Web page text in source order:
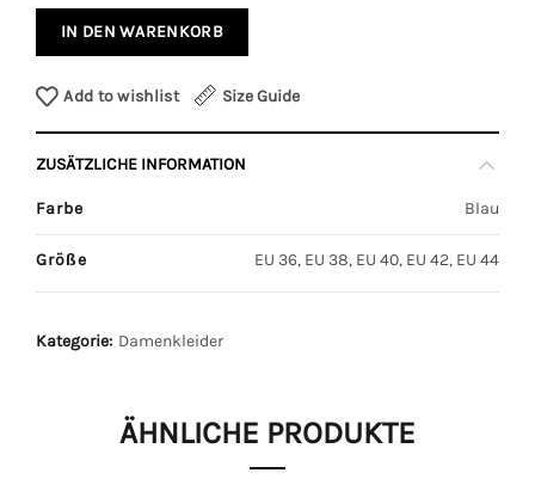
IN DEN WARENKORB
Add to wishlist Size Guide
ZUSÄTZLICHE INFORMATION
Farbe Blau
Größe EU 36, EU 38, EU 40, EU 42, EU 44
Kategorie: Damenkleider
ÄHNLICHE PRODUKTE